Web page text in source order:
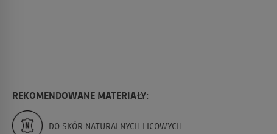
REKOMENDOWANE MATERIAŁY:
DO SKÓR NATURALNYCH LICOWYCH